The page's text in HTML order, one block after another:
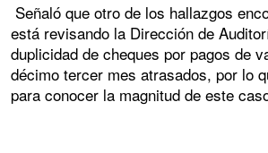
Señaló que otro de los hallazgos
está revisando la Dirección de
duplicidad de cheques por pagos de
décimo tercer mes atrasados, por lo
para conocer la magnitud de este